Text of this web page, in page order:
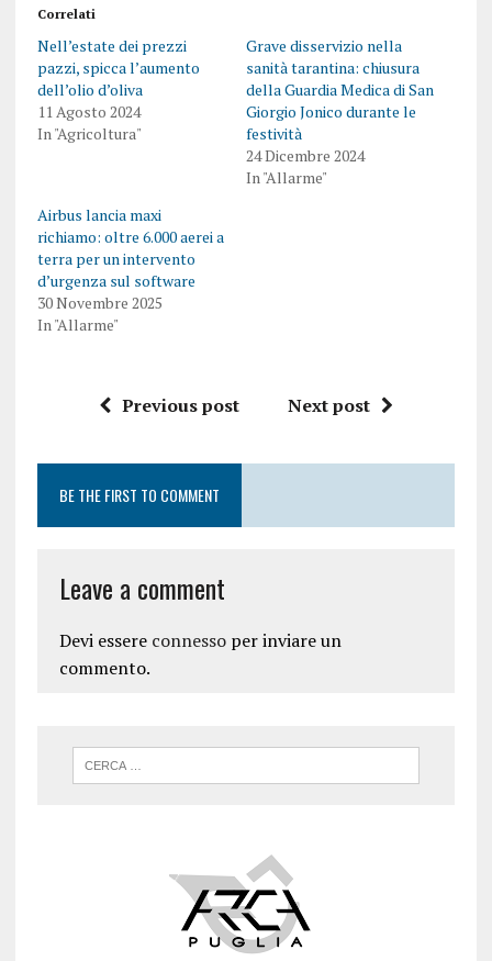
Correlati
Nell’estate dei prezzi
pazzi, spicca l’aumento
dell’olio d’oliva
11 Agosto 2024
In "Agricoltura"
Grave disservizio nella
sanità tarantina: chiusura
della Guardia Medica di San
Giorgio Jonico durante le
festività
24 Dicembre 2024
In "Allarme"
Airbus lancia maxi
richiamo: oltre 6.000 aerei a
terra per un intervento
d’urgenza sul software
30 Novembre 2025
In "Allarme"
Previous post Next post
BE THE FIRST TO COMMENT
Leave a comment
Devi essere connessoper inviare un
commento.